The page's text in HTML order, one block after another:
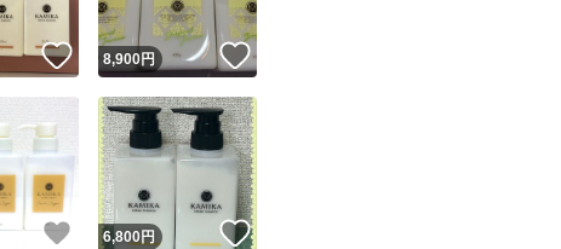
品者 Yahoo!フリマの基準をクリアした安心・安全なユーザーです
このユーザーはYahoo!フリマの取引を完了させた実績があります
績◯+ このユーザーは他フリマサービスでの取引実績があります
の無断転載は禁止されています
1商品につき1回です
出品ページへ
いいね！
8,900円 いいね！
いいね！
6,800円 いいね！